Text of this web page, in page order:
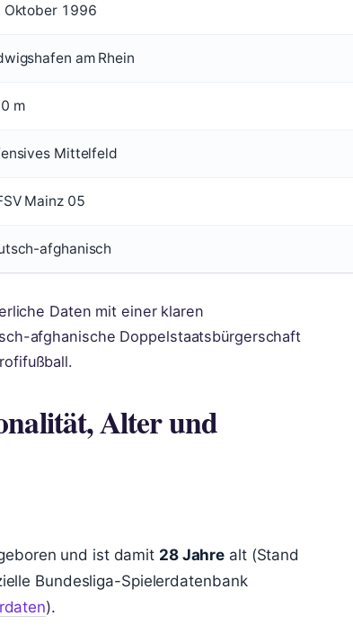
Oktober 1996
am Rhein
m
Mittelfeld
Mainz 05
afghanisch
Daten mit einer klaren
afghanische Doppelstaatsbürgerschaft
Alter und
und ist damit 28 Jahre alt (Stand
Bundesliga-Spielerdatenbank
).